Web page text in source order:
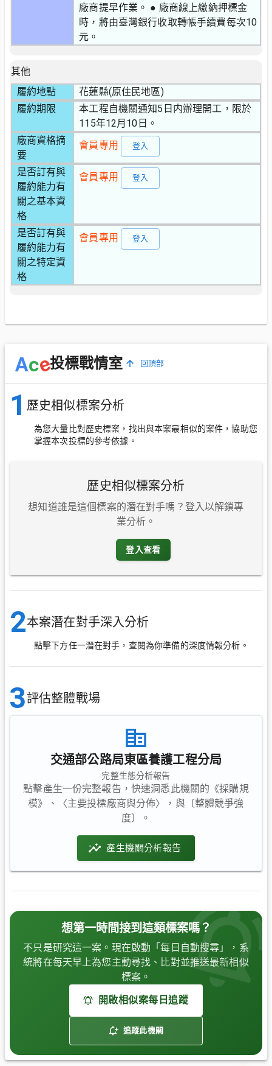
廠商提早作業。 ● 廠商線上繳納押標金
時，將由臺灣銀行收取轉帳手續費每次10
元。
其他
履約地點
花蓮縣(原住民地區)
履約期限
本工程自機關通知5日内辦理開工，限於
115年12月10日。
廠商資格摘
要
會員專用 登入
是否訂有與
履約能力有
關之基本資
格
會員專用 登入
是否訂有與
履約能力有
關之特定資
格
會員專用 登入
Ace投標戰情室 回頂部
1 歷史相似標案分析
為您大量比對歷史標案，找出與本案最相似的案件，協助您
掌握本次投標的參考依據。
歷史相似標案分析
想知道誰是這個標案的潛在對手嗎？登入以解鎖專
業分析。
登入查看
2本案潛在對手深入分析
點擊下方任一潛在對手，查閱為你準備的深度情報分析。
3評估整體戰場
交通部公路局東區養護工程分局
完整生態分析報告
點擊產生一份完整報告，快速洞悉此機關的《採購規
模》、〈主要投標廠商與分佈〉，與〔整體競爭強
度〕。
產生機關分析報告
想第一時間接到這類標案嗎？
不只是研究這一案。現在啟動「每日自動搜尋」，系
統將在每天早上為您主動尋找、比對並推送最新相似
標案。
開啟相似案每日追蹤
追蹤此機關